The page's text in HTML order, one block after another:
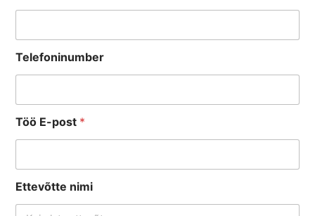
Telefoninumber
Töö E-post *
Ettevõtte nimi